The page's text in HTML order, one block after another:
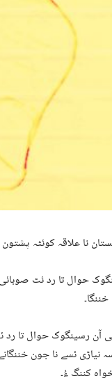
نا علاقہ کوئٹہ
حوال تا رد ئٹ صوبائی
آن رسینگوک حوال تا رد
نیاڑی ئسے نا جون
کننگ ءُ۔